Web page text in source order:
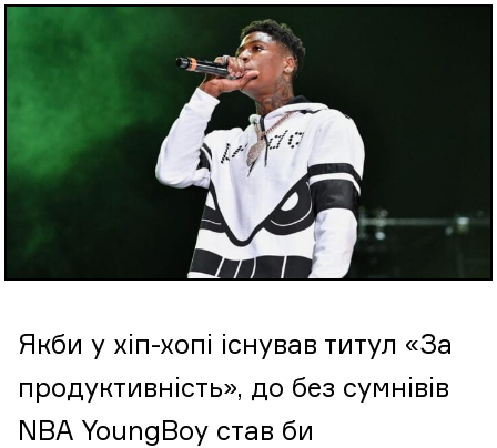
Якби у хіп-хопі існував титул «За
продуктивність», до без сумнівів
NBA YoungBoy став би